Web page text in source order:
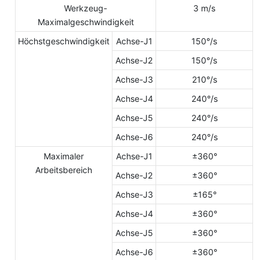
Werkzeug-
Maximalgeschwindigkeit
3 m/s
Höchstgeschwindigkeit Achse-J1
150°/s
Achse-J2
150°/s
Achse-J3
210°/s
Achse-J4
240°/s
Achse-J5
240°/s
Achse-J6
240°/s
Maximaler
Arbeitsbereich
Achse-J1
±360°
Achse-J2
±360°
Achse-J3
±165°
Achse-J4
±360°
Achse-J5
±360°
Achse-J6
±360°